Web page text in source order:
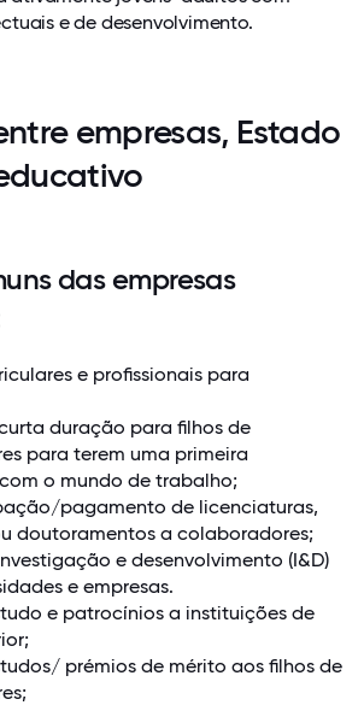
e de desenvolvimento.
empresas, Estado
das empresas
e profissionais para
duração para filhos de
para terem uma primeira
o mundo de trabalho;
pagamento de licenciaturas,
doutoramentos a colaboradores;
e desenvolvimento (I&D)
e empresas.
e patrocínios a instituições de
prémios de mérito aos filhos de